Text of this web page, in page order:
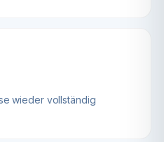
wieder vollständig